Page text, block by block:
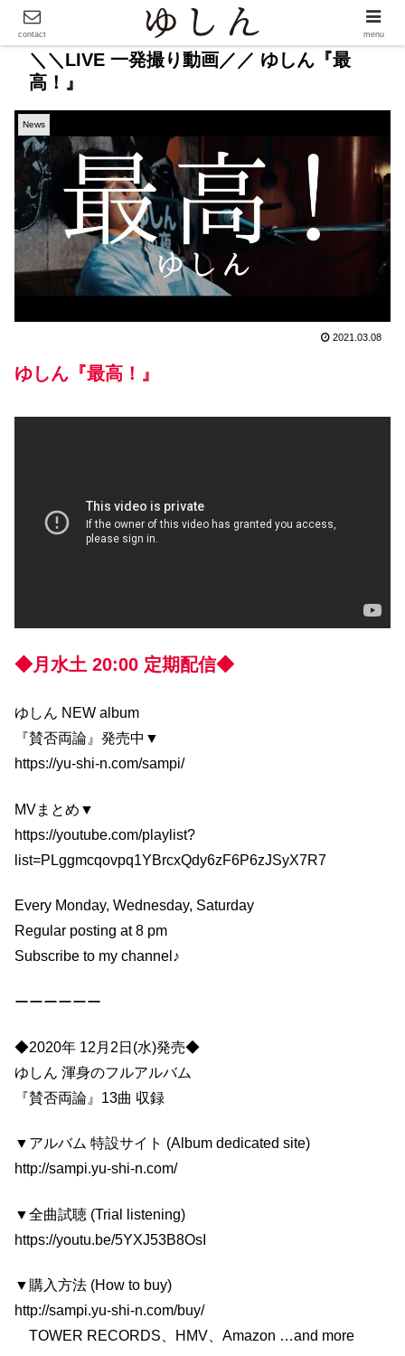
＼＼LIVE 一発撮り動画／／ ゆしん『最
高！』
News
2021.03.08
ゆしん『最高！』
◆月水土 20:00 定期配信◆
ゆしん NEW album
『賛否両論』発売中▼
https://yu-shi-n.com/sampi/
MVまとめ▼
https://youtube.com/playlist?
list=PLggmcqovpq1YBrcxQdy6zF6P6zJSyX7R7
Every Monday, Wednesday, Saturday
Regular posting at 8 pm
Subscribe to my channel♪
ーーーーーー
◆2020年 12月2日(水)発売◆
ゆしん 渾身のフルアルバム
『賛否両論』13曲 収録
▼アルバム 特設サイト (Album dedicated site)
http://sampi.yu-shi-n.com/
▼全曲試聴 (Trial listening)
https://youtu.be/5YXJ53B8OsI
▼購入方法 (How to buy)
http://sampi.yu-shi-n.com/buy/
TOWER RECORDS、HMV、Amazon …and more
contact menu